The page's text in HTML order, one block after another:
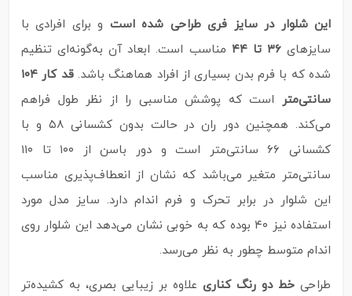
این شلوار در سایز فری طراحی شده است و برای افرادی با
سایزهای۳۶ تا ۴۴
مناسب است. ابعاد آن به‌گونه‌ای تنظیم
شده که با فرم بدن بسیاری از افراد هماهنگ باشد.
قد کار ۱۰۴
سانتی‌متر است که پوشش مناسبی را از نظر طول فراهم
می‌کند. همچنین دور ران در حالت بدون کشسانی ۵۸ و با
کشسانی ۶۶ سانتی‌متر است و دور باسن از ۱۰۰ تا ۱۱۰
سانتی‌متر متغیر می‌باشد که نشان از انعطاف‌پذیری مناسب
این شلوار در برابر تحرک و فرم اندام دارد. سایز مدل مورد
استفاده نیز ۴۰ بوده که به‌ خوبی نشان می‌دهد این شلوار روی
اندام متوسط چطور به نظر می‌رسد.
طراحی خط دو رنگ کناری علاوه بر زیبایی بصری، به کشیده‌تر